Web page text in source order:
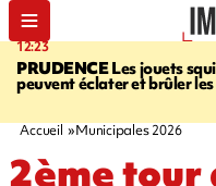
12:23
PRUDENCELes jouets
peuvent éclater et brûler
Accueil Municipales 2026
2ème tour